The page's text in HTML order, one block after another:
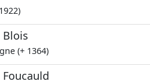
Blois
(+ 1364)